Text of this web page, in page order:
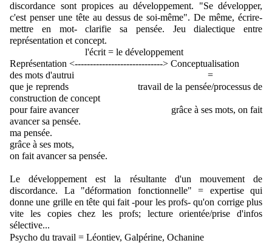
discordance sont propices au développement. "Se développer,
c'est penser une tête au dessus de soi-même". De même, écrire-
mettre en mot- clarifie sa pensée. Jeu dialectique entre
représentation et concept.
l'écrit = le développement
Représentation <-----------------------------> Conceptualisation
des mots d'autrui                                                       =
que je reprends                          travail de la pensée/processus de
construction de concept
pour faire avancer                                      grâce à ses mots, on fait
avancer sa pensée.
ma pensée.
grâce à ses mots,
on fait avancer sa pensée.
Le développement est la résultante d'un mouvement de
discordance. La "déformation fonctionnelle" = expertise qui
donne une grille en tête qui fait -pour les profs- qu'on corrige plus
vite les copies chez les profs; lecture orientée/prise d'infos
sélective...
Psycho du travail = Léontiev, Galpérine, Ochanine